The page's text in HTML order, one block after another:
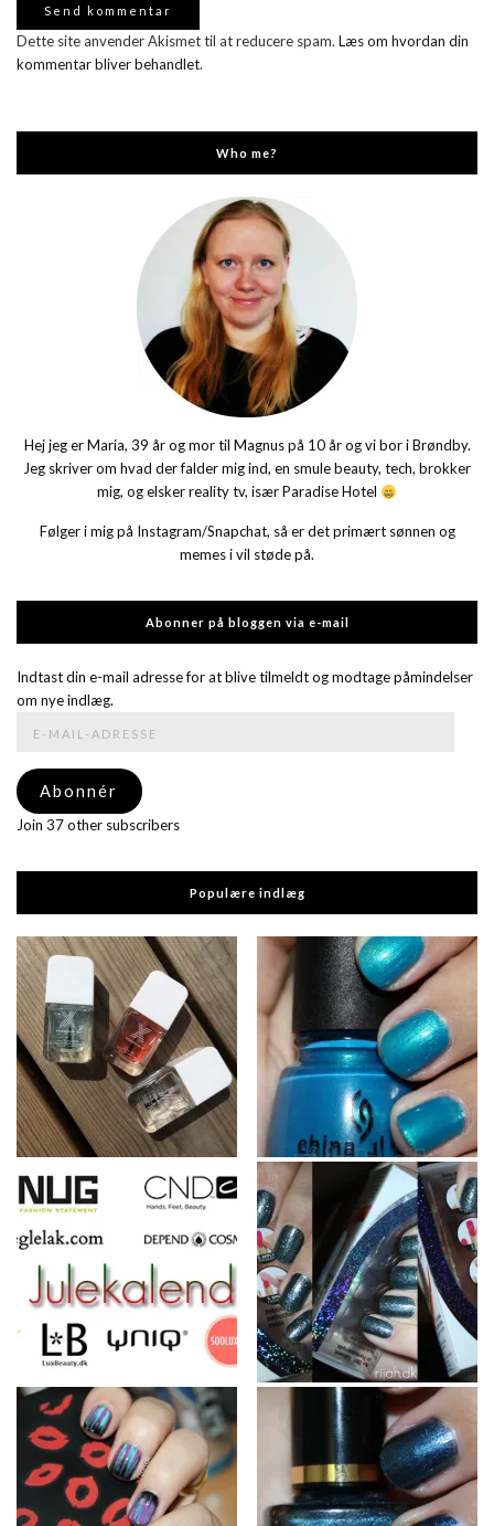
Dette site anvender Akismet til at reducere spam. Læs om hvordan din
kommentar bliver behandlet.
Who me?
Hej jeg er Maria, 39 år og mor til Magnus på 10 år og vi bor i Brøndby.
Jeg skriver om hvad der falder mig ind, en smule beauty, tech, brokker
mig, og elsker reality tv, især Paradise Hotel
Følger i mig på Instagram/Snapchat, så er det primært sønnen og
memes i vil støde på.
Abonner på bloggen via e-mail
Indtast din e-mail adresse for at blive tilmeldt og modtage påmindelser
om nye indlæg.
adresse
Abonnér
Join 37 other subscribers
Populære indlæg